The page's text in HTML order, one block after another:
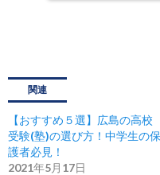
関連
【おすすめ５選】広島の高校
受験(塾)の選び方！中学生の保
護者必見！
2021年5月17日